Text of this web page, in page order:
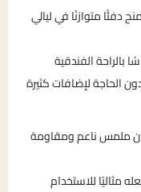
دفئًا متوازنًا في ليالي
الفندقية
الحاجة لإضافات كثيرة
ملمس ناعم ومقاومة
مثاليًا للاستخدام